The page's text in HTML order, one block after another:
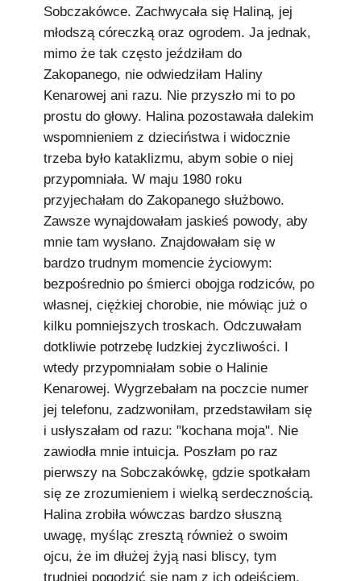
Sobczakówce. Zachwycała się Haliną, jej
młodszą córeczką oraz ogrodem. Ja jednak,
mimo że tak często jeździłam do
Zakopanego, nie odwiedziłam Haliny
Kenarowej ani razu. Nie przyszło mi to po
prostu do głowy. Halina pozostawała dalekim
wspomnieniem z dzieciństwa i widocznie
trzeba było kataklizmu, abym sobie o niej
przypomniała. W maju 1980 roku
przyjechałam do Zakopanego służbowo.
Zawsze wynajdowałam jaskieś powody, aby
mnie tam wysłano. Znajdowałam się w
bardzo trudnym momencie życiowym:
bezpośrednio po śmierci obojga rodziców, po
własnej, ciężkiej chorobie, nie mówiąc już o
kilku pomniejszych troskach. Odczuwałam
dotkliwie potrzebę ludzkiej życzliwości. I
wtedy przypomniałam sobie o Halinie
Kenarowej. Wygrzebałam na poczcie numer
jej telefonu, zadzwoniłam, przedstawiłam się
i usłyszałam od razu: "kochana moja". Nie
zawiodła mnie intuicja. Poszłam po raz
pierwszy na Sobczakówkę, gdzie spotkałam
się ze zrozumieniem i wielką serdecznością.
Halina zrobiła wówczas bardzo słuszną
uwagę, myśląc zresztą również o swoim
ojcu, że im dłużej żyją nasi bliscy, tym
trudniej pogodzić się nam z ich odejściem.